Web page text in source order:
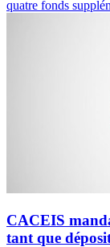
quatre fonds
CACEIS
tant que